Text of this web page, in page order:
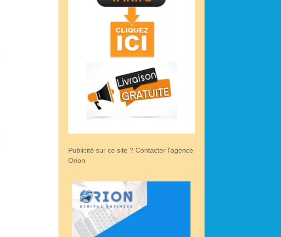
Publicité sur ce site ? Contacter l'agence
Orion